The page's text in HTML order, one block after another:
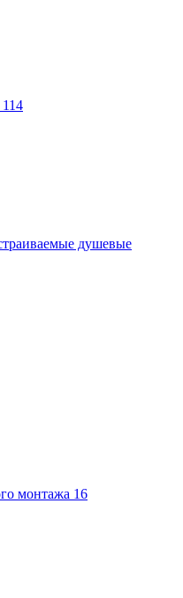
114
душевые
монтажа 16